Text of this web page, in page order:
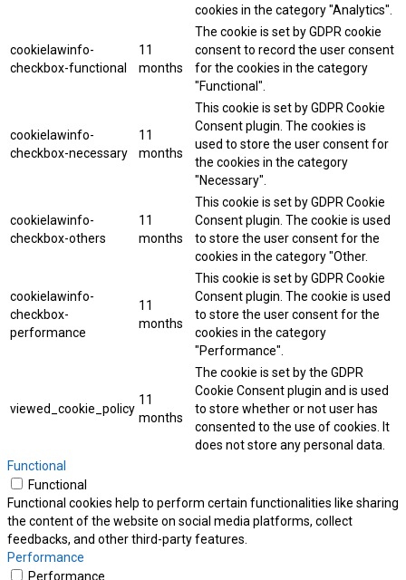
cookies in the category "Analytics".
cookielawinfo-
checkbox-functional
11
months
The cookie is set by GDPR cookie
consent to record the user consent
for the cookies in the category
"Functional".
cookielawinfo-
checkbox-necessary
11
months
This cookie is set by GDPR Cookie
Consent plugin. The cookies is
used to store the user consent for
the cookies in the category
"Necessary".
cookielawinfo-
checkbox-others
11
months
This cookie is set by GDPR Cookie
Consent plugin. The cookie is used
to store the user consent for the
cookies in the category "Other.
cookielawinfo-
checkbox-
performance
11
months
This cookie is set by GDPR Cookie
Consent plugin. The cookie is used
to store the user consent for the
cookies in the category
"Performance".
viewed_cookie_policy
11
months
The cookie is set by the GDPR
Cookie Consent plugin and is used
to store whether or not user has
consented to the use of cookies. It
does not store any personal data.
Functional
Functional
Functional cookies help to perform certain functionalities like sharing
the content of the website on social media platforms, collect
feedbacks, and other third-party features.
Performance
Performance